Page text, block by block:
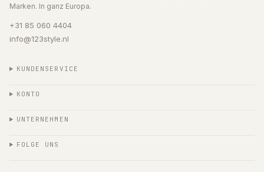
Marken. In ganz Europa.
+31 85 060 4404
info@123style.nl
KUNDENSERVICE
KONTO
UNTERNEHMEN
FOLGE UNS